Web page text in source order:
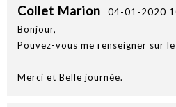
Collet Marion 04-01-2020
Bonjour,
Pouvez-vous me renseigner sur
Merci et Belle journée.